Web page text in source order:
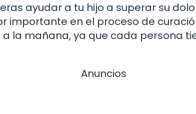
ayudar a tu hijo a superar su
importante en el proceso de
la mañana, ya que cada persona
Anuncios